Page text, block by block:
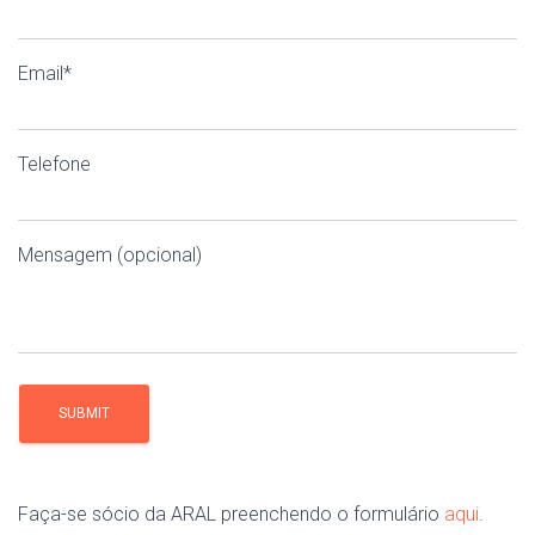
Email*
Telefone
Mensagem (opcional)
Faça-se sócio da ARAL preenchendo o formulário aqui.